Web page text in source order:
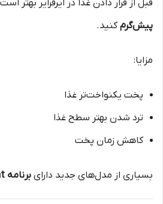
قبل از قرار دادن غذا در ایرفرایر بهتر
پیش‌گرمکنید.
مزایا:
پخت یکنواخت‌تر غذا
ترد شدن بهتر سطح غذا
کاهش زمان پخت
بسیاری از مدل‌های جدید دارای برنامه Preheat